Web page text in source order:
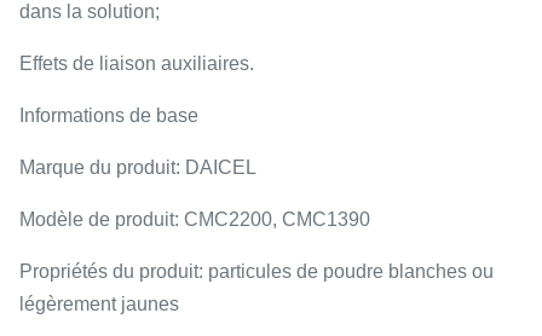
dans la solution;
Effets de liaison auxiliaires.
Informations de base
Marque du produit: DAICEL
Modèle de produit: CMC2200, CMC1390
Propriétés du produit: particules de poudre blanches ou
légèrement jaunes